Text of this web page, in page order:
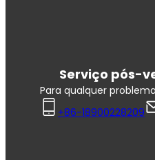
Serviço pós-
Para qualquer
+86-18900228209